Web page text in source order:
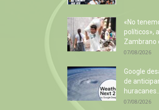
«No
políticos»,
Zambrano
07/08/2026
Google
de
07/08/2026